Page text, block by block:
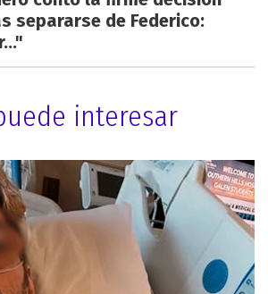
separarse de Federico:
interesar